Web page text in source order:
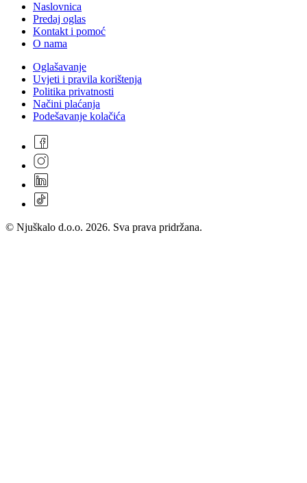
Naslovnica
Predaj oglas
Kontakt i pomoć
O nama
Oglašavanje
Uvjeti i pravila korištenja
Politika privatnosti
Načini plaćanja
Podešavanje kolačića
© Njuškalo d.o.o. 2026. Sva prava pridržana.